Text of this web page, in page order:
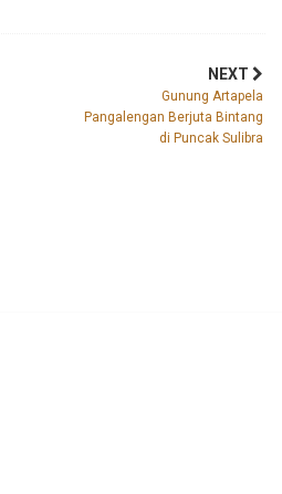
NEXT
Gunung Artapela
Pangalengan Berjuta Bintang
di Puncak Sulibra